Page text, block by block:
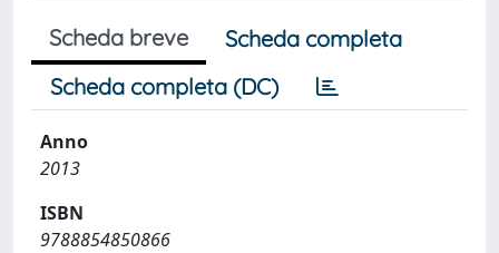
Scheda breve
Scheda completa
Scheda completa (DC)
Anno
2013
ISBN
9788854850866